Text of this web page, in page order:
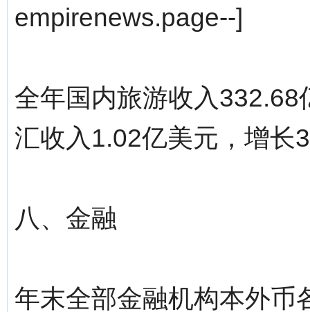
empirenews.page--]
全年国内旅游收入
汇收入1.02亿美元，增长
八、金融
年末全部金融机构本外币